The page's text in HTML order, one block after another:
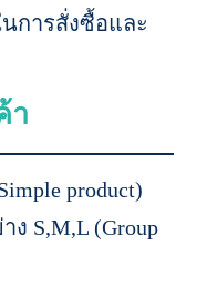
การสั่งซื้อและ
า
product)
S,M,L (Group